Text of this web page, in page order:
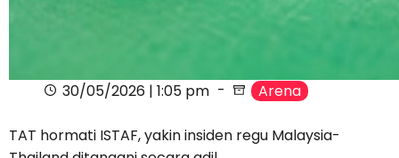
30/05/2026 | 1:05 pm Arena
TAT hormati ISTAF, yakin insiden regu Malaysia-